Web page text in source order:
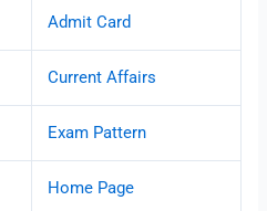
Admit Card
Current Affairs
Exam Pattern
Home Page